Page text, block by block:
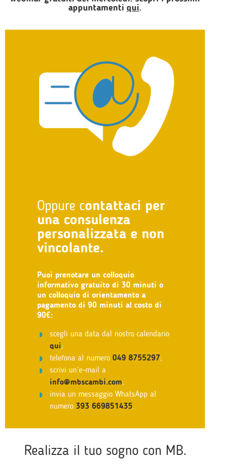
appuntamenti qui.
Oppure contattaci per
una consulenza
personalizzata e non
vincolante.
Puoi prenotare un colloquio
informativo gratuito di 30 minuti o
un colloquio di orientamento a
pagamento di 90 minuti al costo di
90€:
scegli una data dal nostro calendario
qui;
telefona al numero 049 8755297;
scrivi un’e-mail a
info@mbscambi.com;
invia un messaggio WhatsApp al
numero 393 669851435.
Realizza il tuo sogno con MB.